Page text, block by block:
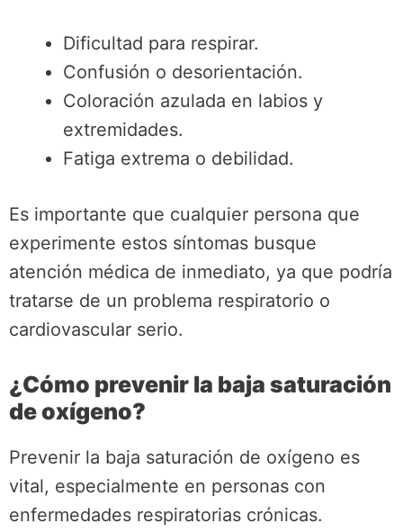
Dificultad para respirar.
Confusión o desorientación.
Coloración azulada en labios y
extremidades.
Fatiga extrema o debilidad.
Es importante que cualquier persona que
experimente estos síntomas busque
atención médica de inmediato, ya que podría
tratarse de un problema respiratorio o
cardiovascular serio.
¿Cómo prevenir la baja saturación
de oxígeno?
Prevenir la baja saturación de oxígeno es
vital, especialmente en personas con
enfermedades respiratorias crónicas.